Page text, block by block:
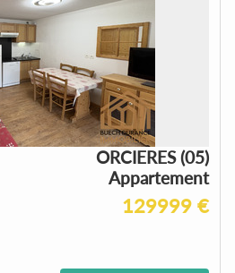
ORCIERES (05)
Appartement
129999 €